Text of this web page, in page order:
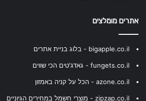
אתרים מומלצים
bigapple.co.il - בלוג בניית אתרים
fungets.co.il - גאדג'טים הכי שווים
azone.co.il - הכל על קניה באמזון
zipzap.co.il - מוצרי חשמל במחירים הגיוניים